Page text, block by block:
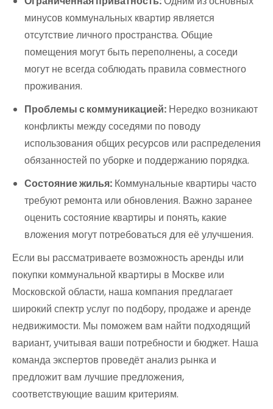
минусов коммунальных квартир является
отсутствие личного пространства. Общие
помещения могут быть переполнены, а соседи
могут не всегда соблюдать правила совместного
проживания.
Проблемы с коммуникацией: Нередко возникают
конфликты между соседями по поводу
использования общих ресурсов или распределения
обязанностей по уборке и поддержанию порядка.
Состояние жилья: Коммунальные квартиры часто
требуют ремонта или обновления. Важно заранее
оценить состояние квартиры и понять, какие
вложения могут потребоваться для её улучшения.
Если вы рассматриваете возможность аренды или
покупки коммунальной квартиры в Москве или
Московской области, наша компания предлагает
широкий спектр услуг по подбору, продаже и аренде
недвижимости. Мы поможем вам найти подходящий
вариант, учитывая ваши потребности и бюджет. Наша
команда экспертов проведёт анализ рынка и
предложит вам лучшие предложения,
соответствующие вашим критериям.